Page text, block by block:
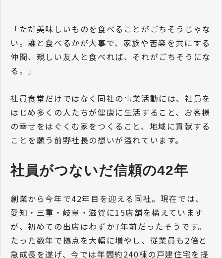
「ただ美味しいものを食べることがごちそうじゃな
い。誰と食べるかが大事で、家族や苦楽を共にする
仲間、親しい友人と食べれば、それがごちそうにな
る。」
社員食堂だけではなく同社の事業活動には、社員を
はじめ多くの人たちが健康に生活すること、お客様
の幸せをはぐくむ家をつくること、地域に貢献する
ことを願う前野社長の想いが溢れています。
社員がつないだ信頼の42年
創業から今年で42年目を迎える同社。現在では、
愛知・三重・岐阜・滋賀に15店舗を構えています
が、初めての出店はわずか7年前だったそうです。
たった数年で拠点を大幅に増やし、従業員も2倍と
急成長を遂げ、今では年間約240棟の戸建住宅を提